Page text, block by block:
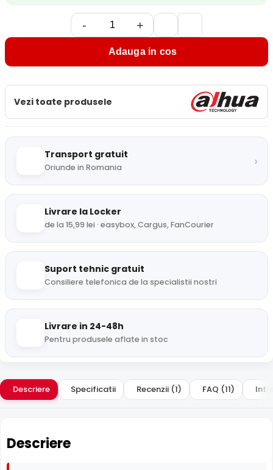
- +
Adauga in cos
Vezi toate produsele
Transport gratuit
Oriunde in Romania ›
Livrare la Locker
de la 15,99 lei · easybox, Cargus, FanCourier
Suport tehnic gratuit
Consiliere telefonica de la specialistii nostri
Livrare in 24-48h
Pentru produsele aflate in stoc
Descriere Specificatii Recenzii (1) FAQ (11)
Descriere